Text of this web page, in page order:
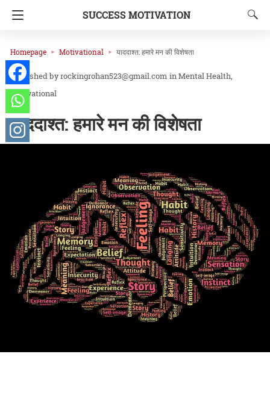
SUCCESS MOTIVATION
Homepage Motivational याददाश्त: हमारे मन की विशेषता
rockingrohan523@gmail.com inMental Health
Motivational
याददाश्त: हमारे मन की विशेषता